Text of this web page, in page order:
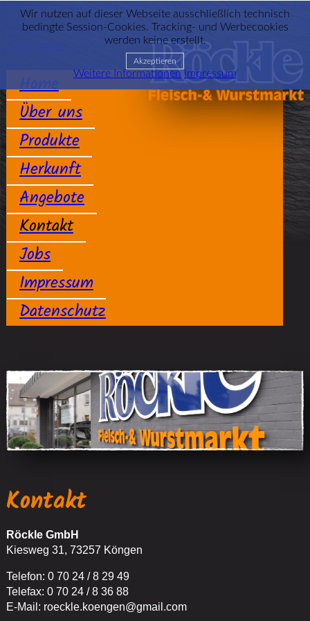
Home
Über uns
Produkte
Herkunft
Angebote
Kontakt
Jobs
Impressum
Datenschutz
Kontakt
Röckle GmbH
Kiesweg 31, 73257 Köngen
Telefon: 0 70 24 / 8 29 49
Telefax: 0 70 24 / 8 36 88
E-Mail: roeckle.koengen@gmail.com
Wir nutzen auf dieser Webseite ausschließlich technisch
bedingte Session-Cookies. Tracking- und Werbecookies
werden keine erstellt.
Akzeptieren
Weitere Informationen Impressum